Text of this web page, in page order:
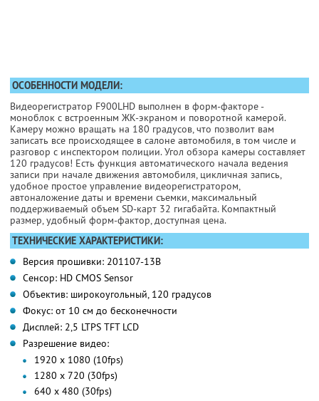
ОСОБЕННОСТИ МОДЕЛИ:
Видеорегистратор F900LHD выполнен в форм-факторе -
моноблок с встроенным ЖК-экраном и поворотной камерой.
Камеру можно вращать на 180 градусов, что позволит вам
записать все происходящее в салоне автомобиля, в том числе и
разговор с инспектором полиции. Угол обзора камеры составляет
120 градусов! Есть функция автоматического начала ведения
записи при начале движения автомобиля, цикличная запись,
удобное простое управление видеорегистратором,
автоналожение даты и времени съемки, максимальный
поддерживаемый объем SD-карт 32 гигабайта. Компактный
размер, удобный форм-фактор, доступная цена.
ТЕХНИЧЕСКИЕ ХАРАКТЕРИСТИКИ:
Версия прошивки: 201107-13В
Сенсор: HD CMOS Sensor
Объектив: широкоугольный, 120 градусов
Фокус: от 10 см до бесконечности
Дисплей: 2,5 LTPS TFT LCD
Разрешение видео:
1920 x 1080 (10fps)
1280 x 720 (30fps)
640 x 480 (30fps)